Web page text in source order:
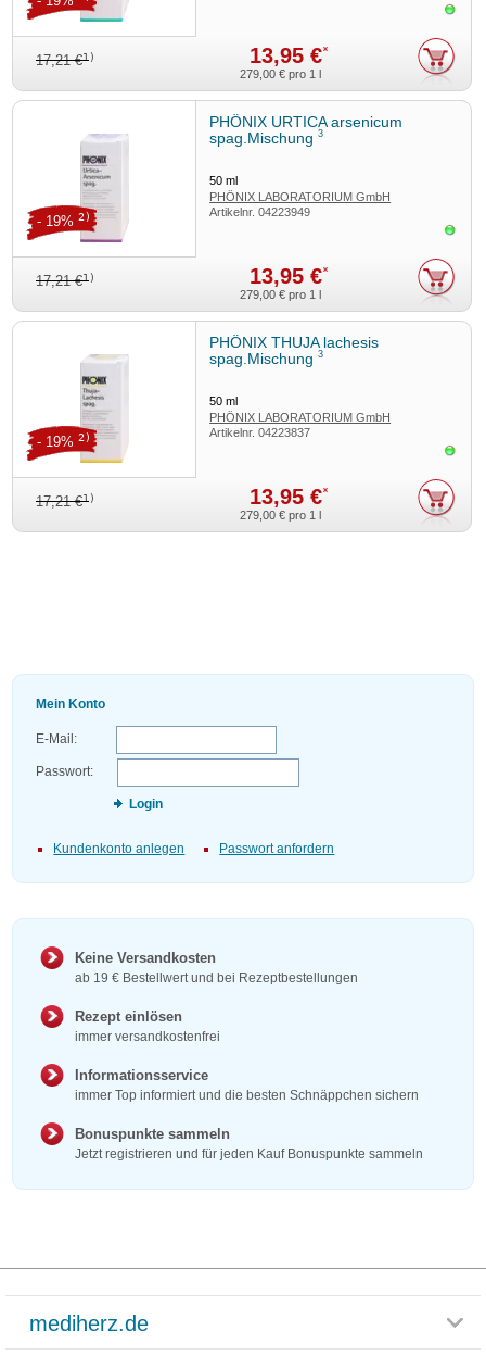
17,21 €1) 13,95 €*
279,00 € pro 1 l
PHÖNIX URTICA arsenicum
spag.Mischung3
50ml
PHÖNIX LABORATORIUM GmbH
Artikelnr.04223949
17,21 €1) 13,95 €*
- 19% 2)
279,00 € pro 1 l
PHÖNIX THUJA lachesis
spag.Mischung3
50ml
PHÖNIX LABORATORIUM GmbH
Artikelnr.04223837
17,21 €1) 13,95 €*
- 19% 2)
279,00 € pro 1 l
Mein Konto
E-Mail:
Passwort:
Login
Kundenkonto anlegen Passwort anfordern
Keine Versandkosten
ab 19 € Bestellwert und bei Rezeptbestellungen
Rezept einlösen
immer versandkostenfrei
Informationsservice
immer Top informiert und die besten Schnäppchen sichern
Bonuspunkte sammeln
Jetzt registrieren und für jeden Kauf Bonuspunkte sammeln
mediherz.de